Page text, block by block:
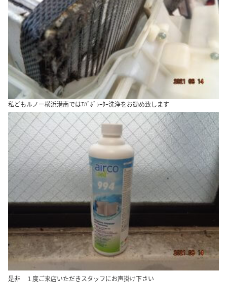
私どもルノー横浜港南ではｴﾊﾞﾎﾞﾚｰﾀｰ洗浄をお勧め致します
是非 １度ご来店いただきスタッフにお声掛け下さい